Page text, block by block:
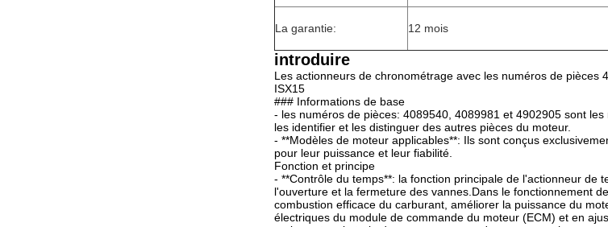
La garantie: 12 mois
introduire
Les actionneurs de chronométrage avec les numéros de
ISX15
### Informations de base
- les numéros de pièces: 4089540, 4089981 et 4902905 sont
les identifier et les distinguer des autres pièces du moteur.
- **Modèles de moteur applicables**: Ils sont conçus
pour leur puissance et leur fiabilité.
Fonction et principe
- **Contrôle du temps**: la fonction principale de l'actionneur
l'ouverture et la fermeture des vannes.Dans le fonctionnement
combustion efficace du carburant, améliorer la puissance du
électriques du module de commande du moteur (ECM) et en